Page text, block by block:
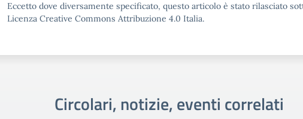
Eccetto dove diversamente specificato, questo articolo è stato rilasciato
Licenza Creative Commons Attribuzione 4.0 Italia.
Circolari, notizie, eventi correlati